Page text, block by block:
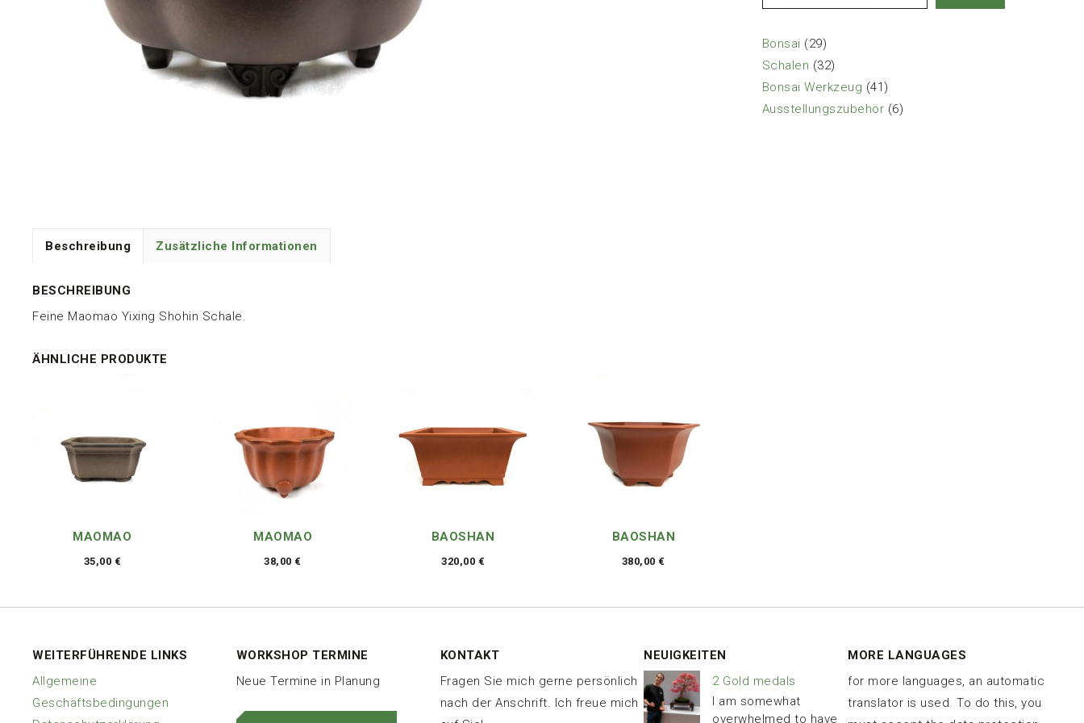
Beschreibung Zusätzliche Informationen
BESCHREIBUNG
Feine Maomao Yixing Shohin Schale.
ÄHNLICHE PRODUKTE
MAOMAO
35,00 €
MAOMAO
38,00 €
BAOSHAN
320,00 €
BAOSHAN
380,00 €
Bonsai 2929
Produkte
Schalen 3232
Produkte
Bonsai Werkzeug 4141
Produkte
Ausstellungszubehör 66
WEITERFÜHRENDE LINKS
Allgemeine
Geschäftsbedingungen
WORKSHOP TERMINE
Neue Termine in Planung
KONTAKT
Fragen Sie mich gerne persönlich
nach der Anschrift. Ich freue mich
NEUIGKEITEN
2 Gold medals
I am somewhat
overwhelmed to have
MORE LANGUAGES
for more languages, an automatic
translator is used. To do this, you